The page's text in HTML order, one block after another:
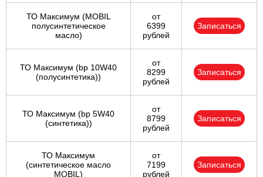
ТО Максимум (MOBIL
полуcинтетическое
масло)
от
6399
рублей
Записаться
ТО Максимум (bp 10W40
(полусинтетика))
от
8299
рублей
Записаться
ТО Максимум (bp 5W40
(синтетика))
от
8799
рублей
Записаться
ТО Максимум
(cинтетическое масло
MOBIL)
от
7199
рублей
Записаться